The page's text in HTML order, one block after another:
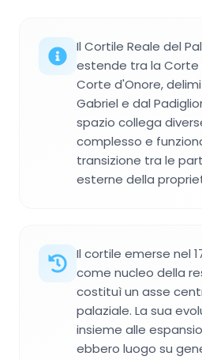
Il Cortile Reale del
estende tra la Corte
Corte d'Onore,
Gabriel e dal
spazio collega
complesso e
transizione tra le
esterne della
Il cortile emerse nel
come nucleo della
costituì un asse
palaziale. La sua
insieme alle
ebbero luogo su